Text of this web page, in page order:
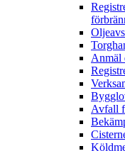
Anmäl
Avfall